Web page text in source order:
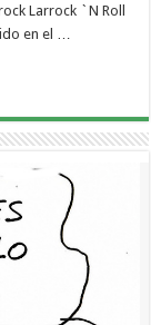
Larrock `N Roll
en el …